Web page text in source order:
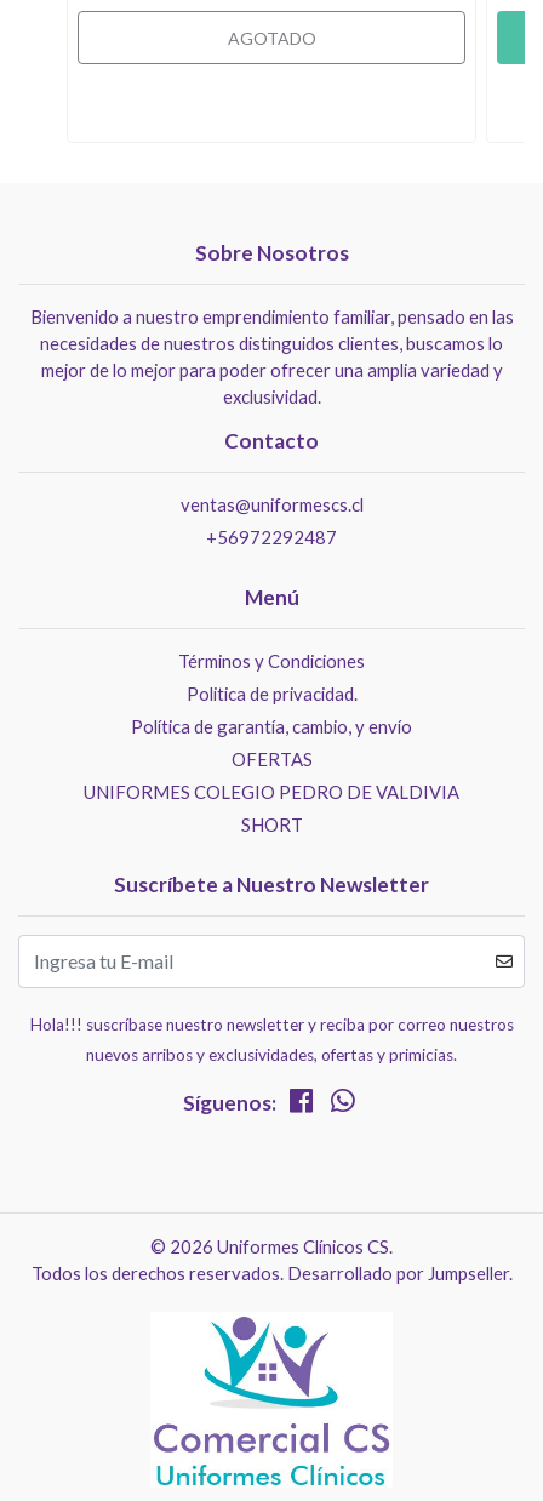
AGOTADO
Sobre Nosotros
Bienvenido a nuestro emprendimiento familiar, pensado en las
necesidades de nuestros distinguidos clientes, buscamos lo
mejor de lo mejor para poder ofrecer una amplia variedad y
exclusividad.
Contacto
ventas@uniformescs.cl
+56972292487
Menú
Términos y Condiciones
Politica de privacidad.
Política de garantía, cambio, y envío
OFERTAS
UNIFORMES COLEGIO PEDRO DE VALDIVIA
SHORT
Suscríbete a Nuestro Newsletter
Hola!!! suscríbase nuestro newsletter y reciba por correo nuestros
nuevos arribos y exclusividades, ofertas y primicias.
Síguenos:
© 2026 Uniformes Clínicos CS.
Todos los derechos reservados. Desarrollado por Jumpseller.